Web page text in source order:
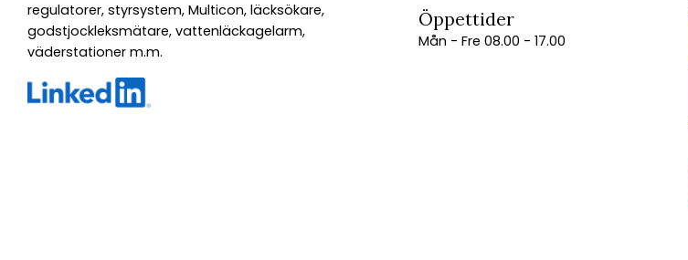
regulatorer, styrsystem, Multicon, läcksökare,
godstjockleksmätare, vattenläckagelarm,
väderstationer m.m.
Öppettider
Mån - Fre 08.00 - 17.00